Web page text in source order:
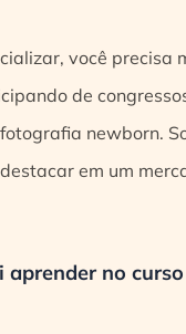
você precisa
de
newborn.
em um
aprender no